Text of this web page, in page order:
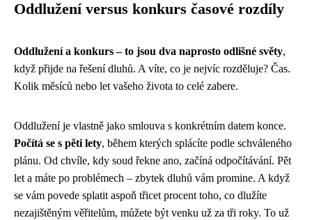
Oddlužení versus konkurs časové rozdíly
Oddlužení a konkurs – to jsou dva naprosto odlišné světy,
když přijde na řešení dluhů. A víte, co je nejvíc rozděluje? Čas.
Kolik měsíců nebo let vašeho života to celé zabere.
Oddlužení je vlastně jako smlouva s konkrétním datem konce.
Počítá se s pěti lety, během kterých splácíte podle schváleného
plánu. Od chvíle, kdy soud řekne ano, začíná odpočítávání. Pět
let a máte po problémech – zbytek dluhů vám promine. A když
se vám povede splatit aspoň třicet procent toho, co dlužíte
nezajištěným věřitelům, můžete být venku už za tři roky. To už